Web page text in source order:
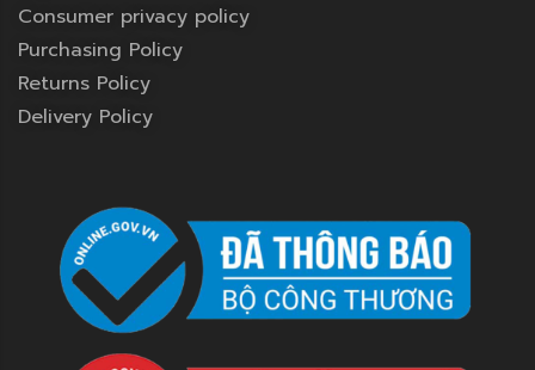
Consumer privacy policy
Purchasing Policy
Returns Policy
Delivery Policy